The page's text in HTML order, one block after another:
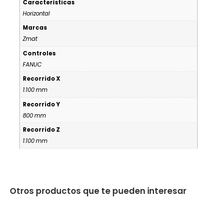
Características
Horizontal
Marcas
Zmat
Controles
FANUC
Recorrido X
1.100 mm
Recorrido Y
800 mm
Recorrido Z
1.100 mm
Otros productos que te pueden interesar